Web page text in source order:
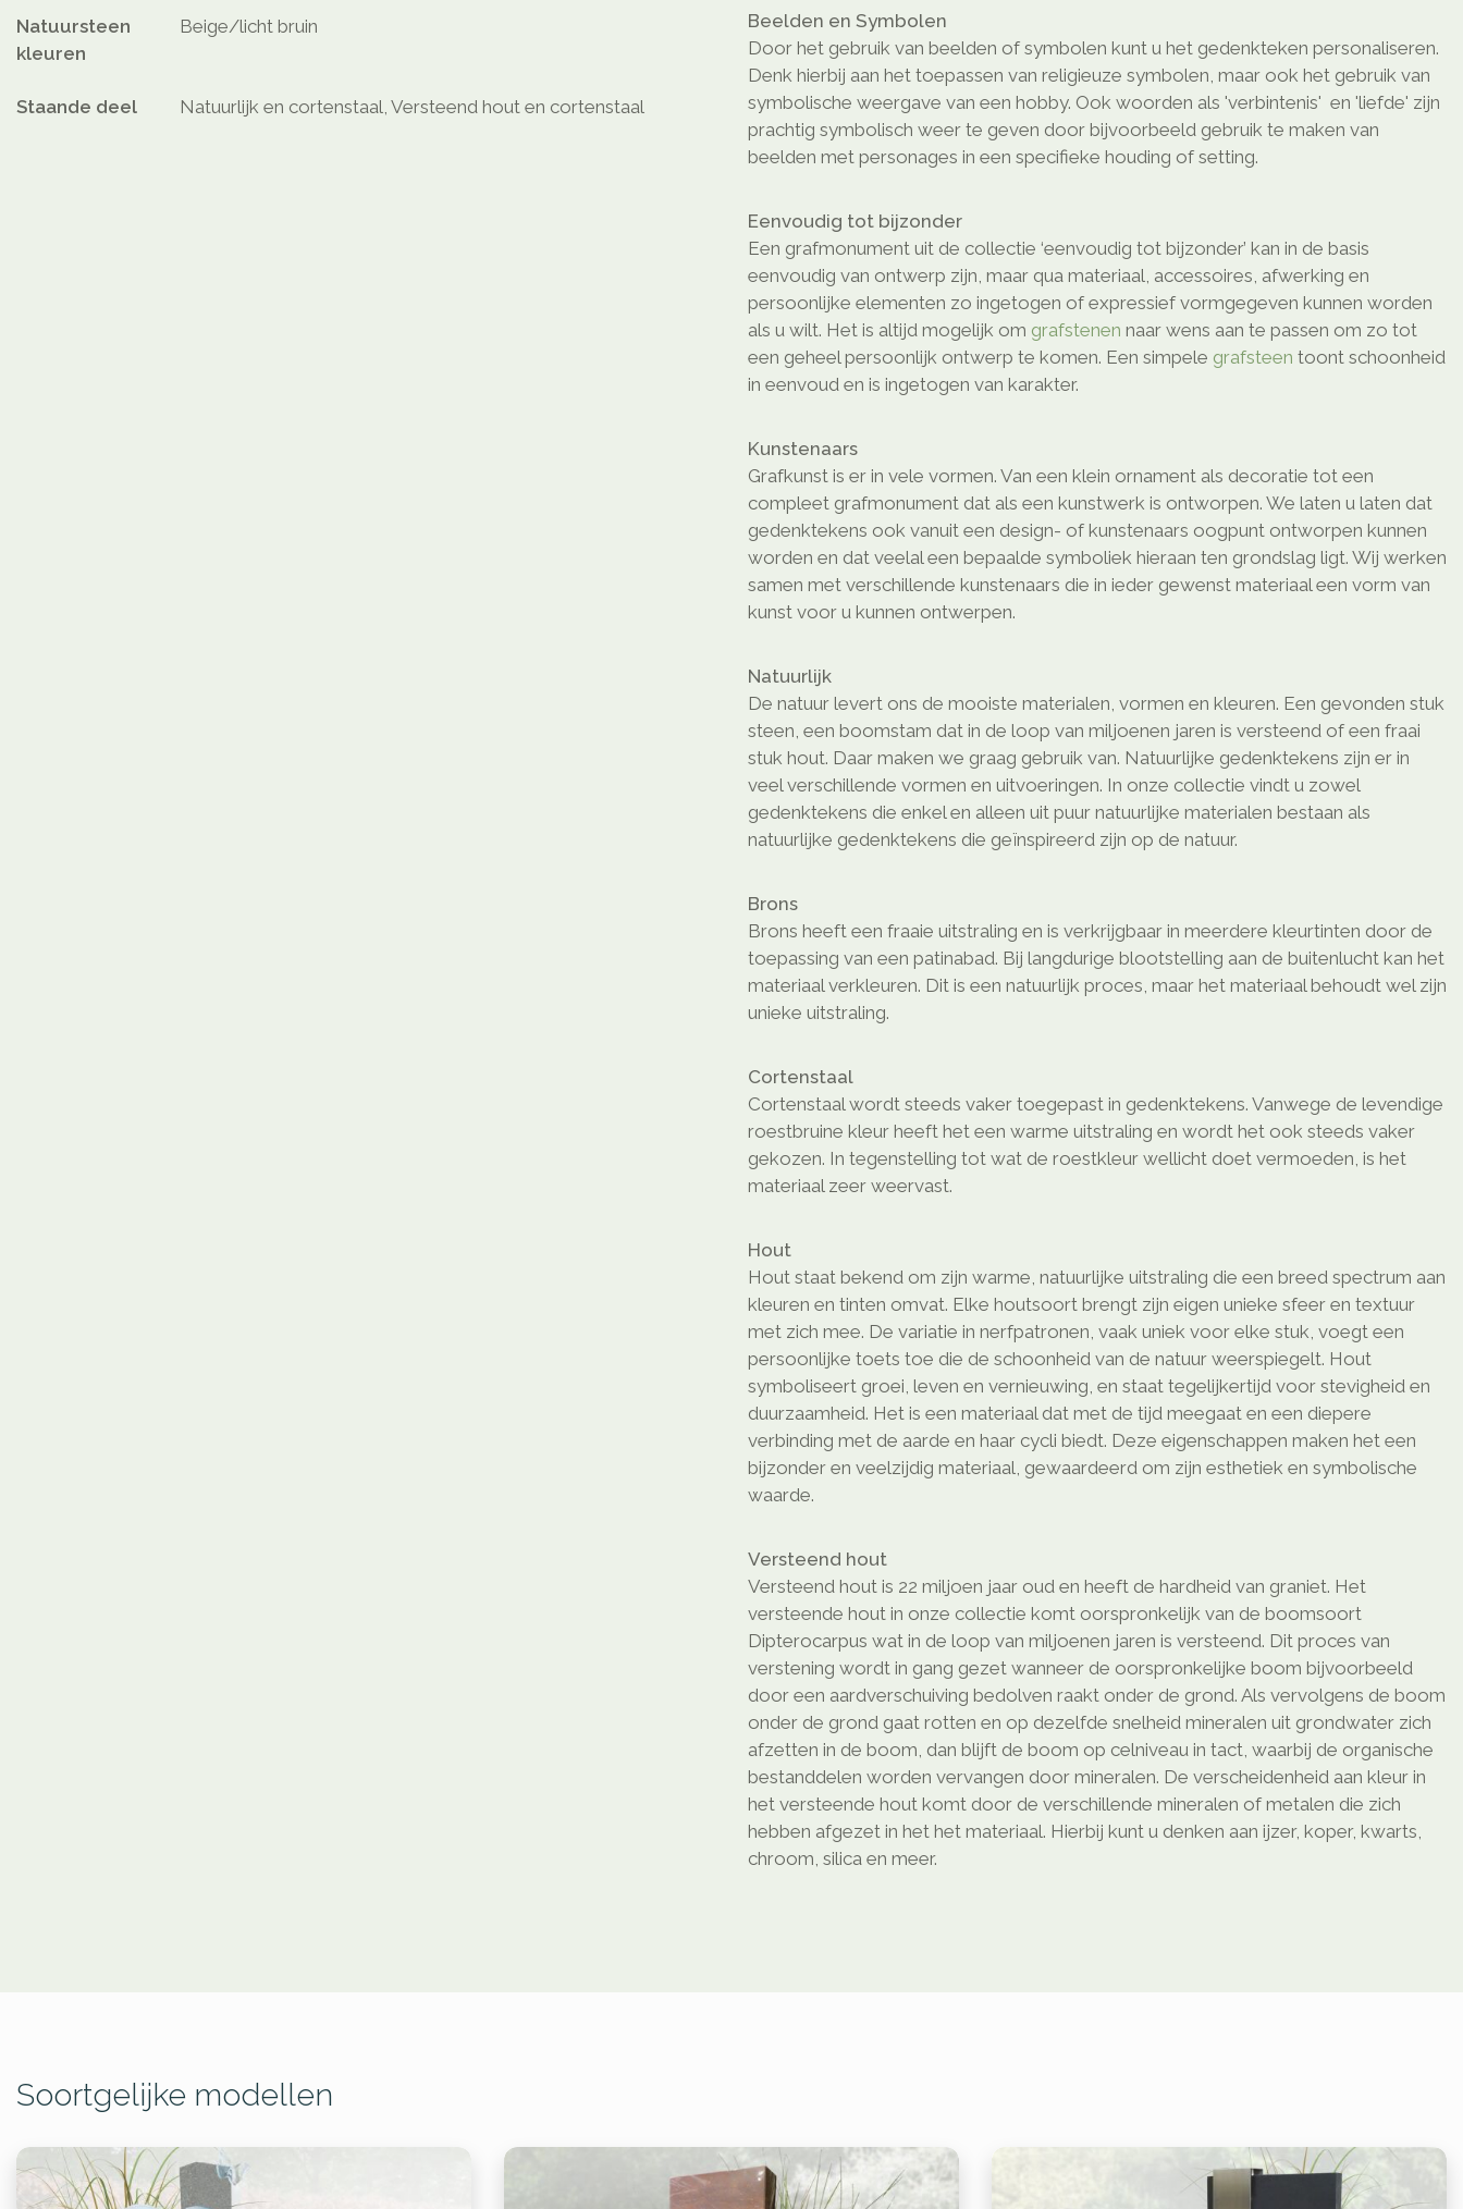
Natuursteen
kleuren
Beige/licht bruin
Staande deel Natuurlijk en cortenstaal, Versteend hout en cortenstaal
Beelden en Symbolen
Door het gebruik van beelden of symbolen kunt u het gedenkteken personaliseren.
Denk hierbij aan het toepassen van religieuze symbolen, maar ook het gebruik van
symbolische weergave van een hobby. Ook woorden als 'verbintenis' en 'liefde' zijn
prachtig symbolisch weer te geven door bijvoorbeeld gebruik te maken van
beelden met personages in een specifieke houding of setting.
Eenvoudig tot bijzonder
Een grafmonument uit de collectie ‘eenvoudig tot bijzonder’ kan in de basis
eenvoudig van ontwerp zijn, maar qua materiaal, accessoires, afwerking en
persoonlijke elementen zo ingetogen of expressief vormgegeven kunnen worden
als u wilt. Het is altijd mogelijk om grafstenen naar wens aan te passen om zo tot
een geheel persoonlijk ontwerp te komen. Een simpele grafsteen toont schoonheid
in eenvoud en is ingetogen van karakter.
Kunstenaars
Grafkunst is er in vele vormen. Van een klein ornament als decoratie tot een
compleet grafmonument dat als een kunstwerk is ontworpen. We laten u laten dat
gedenktekens ook vanuit een design- of kunstenaars oogpunt ontworpen kunnen
worden en dat veelal een bepaalde symboliek hieraan ten grondslag ligt. Wij werken
samen met verschillende kunstenaars die in ieder gewenst materiaal een vorm van
kunst voor u kunnen ontwerpen.
Natuurlijk
De natuur levert ons de mooiste materialen, vormen en kleuren. Een gevonden stuk
steen, een boomstam dat in de loop van miljoenen jaren is versteend of een fraai
stuk hout. Daar maken we graag gebruik van. Natuurlijke gedenktekens zijn er in
veel verschillende vormen en uitvoeringen. In onze collectie vindt u zowel
gedenktekens die enkel en alleen uit puur natuurlijke materialen bestaan als
natuurlijke gedenktekens die geïnspireerd zijn op de natuur.
Brons
Brons heeft een fraaie uitstraling en is verkrijgbaar in meerdere kleurtinten door de
toepassing van een patinabad. Bij langdurige blootstelling aan de buitenlucht kan het
materiaal verkleuren. Dit is een natuurlijk proces, maar het materiaal behoudt wel zijn
unieke uitstraling.
Cortenstaal
Cortenstaal wordt steeds vaker toegepast in gedenktekens. Vanwege de levendige
roestbruine kleur heeft het een warme uitstraling en wordt het ook steeds vaker
gekozen. In tegenstelling tot wat de roestkleur wellicht doet vermoeden, is het
materiaal zeer weervast.
Hout
Hout staat bekend om zijn warme, natuurlijke uitstraling die een breed spectrum aan
kleuren en tinten omvat. Elke houtsoort brengt zijn eigen unieke sfeer en textuur
met zich mee. De variatie in nerfpatronen, vaak uniek voor elke stuk, voegt een
persoonlijke toets toe die de schoonheid van de natuur weerspiegelt. Hout
symboliseert groei, leven en vernieuwing, en staat tegelijkertijd voor stevigheid en
duurzaamheid. Het is een materiaal dat met de tijd meegaat en een diepere
verbinding met de aarde en haar cycli biedt. Deze eigenschappen maken het een
bijzonder en veelzijdig materiaal, gewaardeerd om zijn esthetiek en symbolische
waarde.
Versteend hout
Versteend hout is 22 miljoen jaar oud en heeft de hardheid van graniet. Het
versteende hout in onze collectie komt oorspronkelijk van de boomsoort
Dipterocarpus wat in de loop van miljoenen jaren is versteend. Dit proces van
verstening wordt in gang gezet wanneer de oorspronkelijke boom bijvoorbeeld
door een aardverschuiving bedolven raakt onder de grond. Als vervolgens de boom
onder de grond gaat rotten en op dezelfde snelheid mineralen uit grondwater zich
afzetten in de boom, dan blijft de boom op celniveau in tact, waarbij de organische
bestanddelen worden vervangen door mineralen. De verscheidenheid aan kleur in
het versteende hout komt door de verschillende mineralen of metalen die zich
hebben afgezet in het het materiaal. Hierbij kunt u denken aan ijzer, koper, kwarts,
chroom, silica en meer.
Soortgelijke modellen